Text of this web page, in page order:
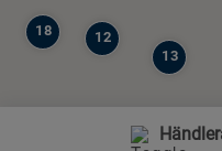
12
13
18